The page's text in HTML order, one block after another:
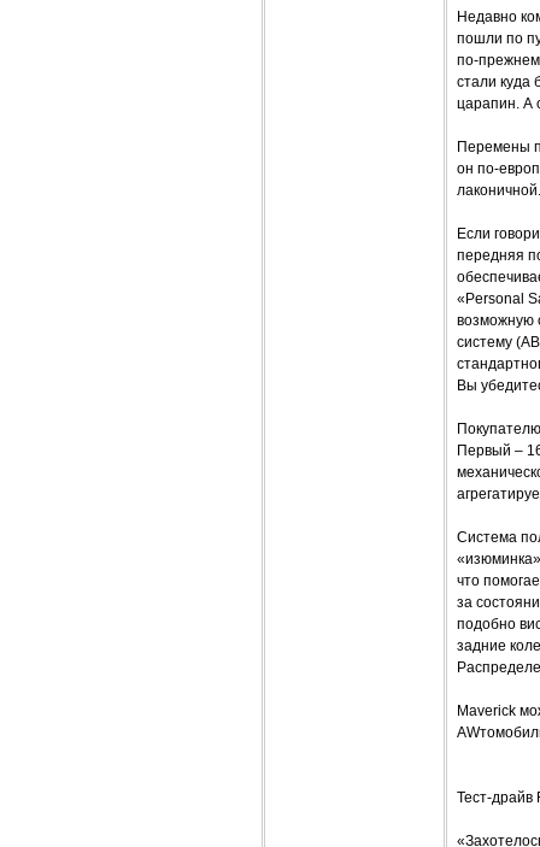
Недавно
пошли по
по-
стали куда
царапин. А
Перемены
он по-
лаконичной.
Если
передняя
«Personal
возможную
систему
Вы
Первый –
Система
что
за
подобно
задние
Maverick
Тест-драйв